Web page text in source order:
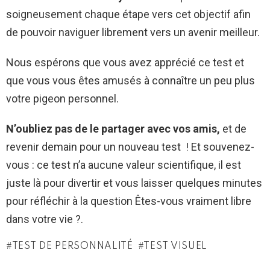
soigneusement chaque étape vers cet objectif afin
de pouvoir naviguer librement vers un avenir meilleur.
Nous espérons que vous avez apprécié ce test et
que vous vous êtes amusés à connaître un peu plus
votre pigeon personnel.
N’oubliez pas de le partager avec vos amis, et de
revenir demain pour un nouveau test ! Et souvenez-
vous : ce test n’a aucune valeur scientifique, il est
juste là pour divertir et vous laisser quelques minutes
pour réfléchir à la question Êtes-vous vraiment libre
dans votre vie ?.
TEST DE PERSONNALITÉ TEST VISUEL